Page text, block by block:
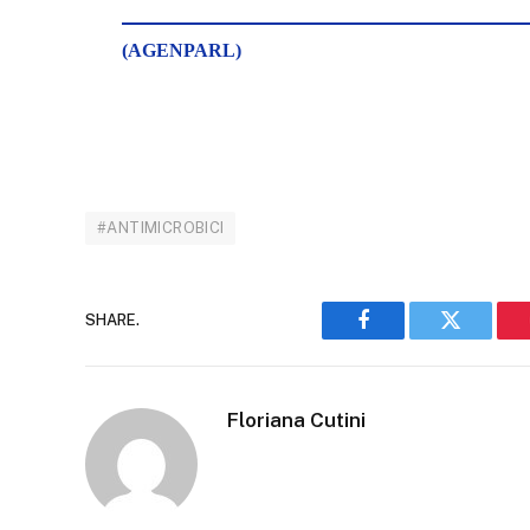
(AGENPARL)
#ANTIMICROBICI
SHARE.
Facebook Twitter
Floriana Cutini